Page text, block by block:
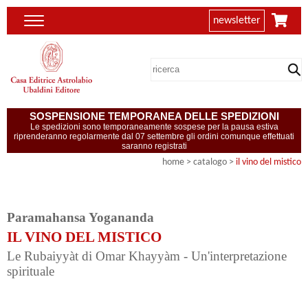
newsletter
SOSPENSIONE TEMPORANEA DELLE SPEDIZIONI
Le spedizioni sono temporaneamente sospese per la pausa estiva
riprenderanno regolarmente dal 07 settembre gli ordini comunque effettuati
saranno registrati
home > catalogo > il vino del mistico
Paramahansa Yogananda
IL VINO DEL MISTICO
Le Rubaiyyàt di Omar Khayyàm - Un'interpretazione
spirituale